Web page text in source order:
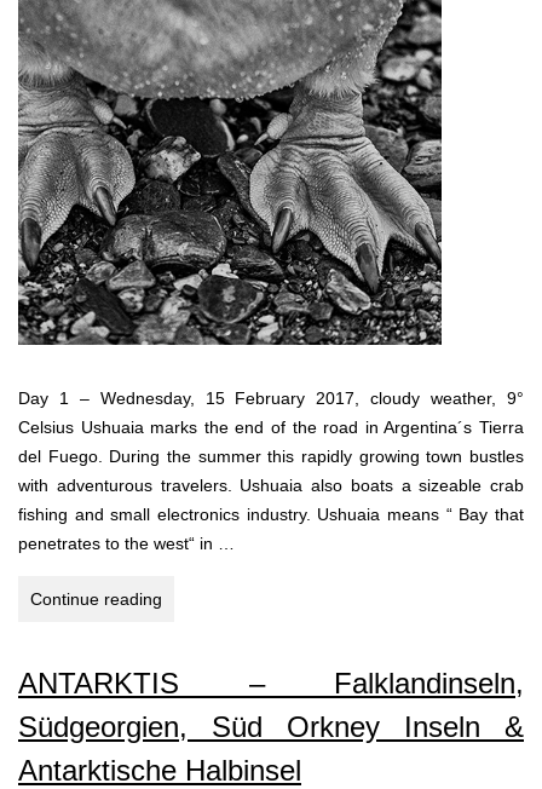
Day 1 – Wednesday, 15 February 2017, cloudy weather, 9°
Celsius Ushuaia marks the end of the road in Argentina´s Tierra
del Fuego. During the summer this rapidly growing town bustles
with adventurous travelers. Ushuaia also boats a sizeable crab
fishing and small electronics industry. Ushuaia means “ Bay that
penetrates to the west“ in …
Continue reading
&
Georgia
2017
ANTARKTIS – Falklandinseln,
Südgeorgien, Süd Orkney Inseln &
Antarktische Halbinsel